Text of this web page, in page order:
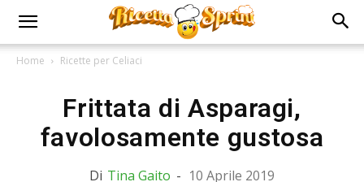
Home Ricette per Celiaci
Frittata di Asparagi,
favolosamente gustosa
Di Tina Gaito - 10 Aprile 2019